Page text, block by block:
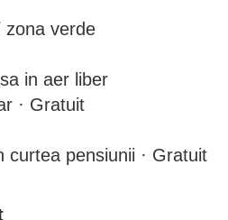
zona verde
in aer liber
· Gratuit
curtea pensiunii · Gratuit